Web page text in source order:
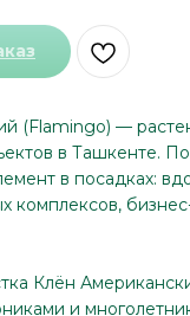
(Flamingo) —
в Ташкенте.
в посадках:
комплексов,
Клён
и